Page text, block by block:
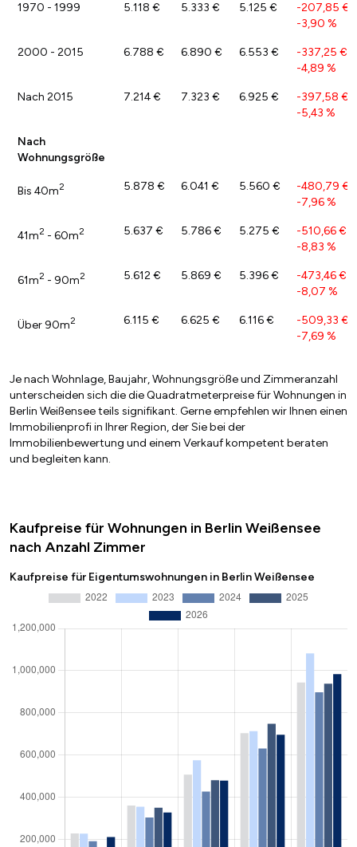
1970 - 1999 5.118 € 5.333 € 5.125 € -207,85 €
-3,90 %
2000 - 2015 6.788 € 6.890 € 6.553 € -337,25 €
-4,89 %
Nach 2015 7.214 € 7.323 € 6.925 € -397,58 €
-5,43 %
Nach
Wohnungsgröße
Bis 40m2 5.878 € 6.041 € 5.560 € -480,79 €
-7,96 %
41m2 - 60m2 5.637 € 5.786 € 5.275 € -510,66 €
-8,83 %
61m2 - 90m2 5.612 € 5.869 € 5.396 € -473,46 €
-8,07 %
Über 90m2 6.115 € 6.625 € 6.116 € -509,33 €
-7,69 %
Je nach Wohnlage, Baujahr, Wohnungsgröße und Zimmeranzahl
unterscheiden sich die die Quadratmeterpreise für Wohnungen in
Berlin Weißensee teils signifikant. Gerne empfehlen wir Ihnen einen
Immobilienprofi in Ihrer Region, der Sie bei der
Immobilienbewertung und einem Verkauf kompetent beraten
und begleiten kann.
Kaufpreise für Wohnungen in Berlin Weißensee
nach Anzahl Zimmer
Kaufpreise für Eigentumswohnungen in Berlin Weißensee